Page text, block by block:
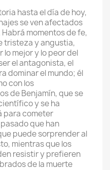
hasta el día de hoy,
se ven afectados
momentos de fe,
tristeza y angustia,
mejor y lo peor del
el antagonista, el
dominar el mundo; él
con los
de Benjamín, que se
y se ha
para cometer
que han
puede sorprender al
mientras que los
resistir y prefieren
de la muerte